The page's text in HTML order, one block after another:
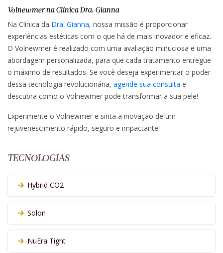
Volnewmer na Clínica Dra. Gianna
Na Clínica da Dra. Gianna, nossa missão é proporcionar
experiências estéticas com o que há de mais inovador e eficaz.
O Volnewmer é realizado com uma avaliação minuciosa e uma
abordagem personalizada, para que cada tratamento entregue
o máximo de resultados. Se você deseja experimentar o poder
dessa tecnologia revolucionária, agende sua consulta e
descubra como o Volnewmer pode transformar a sua pele!
Experimente o Volnewmer e sinta a inovação de um
rejuvenescimento rápido, seguro e impactante!
TECNOLOGIAS
Hybrid CO2
Solon
NuEra Tight